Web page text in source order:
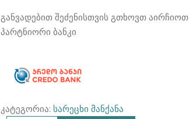
SKYTECH
SWM7025S
ინვენტორული
განვადებით შეძენისთვის გთხოვთ აირჩიოთ
პარტნიორი ბანკი
კატეგორია: სარეცხი მანქანა